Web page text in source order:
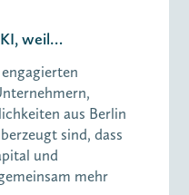
weil…
aus Berlin
sind, dass
und
mehr